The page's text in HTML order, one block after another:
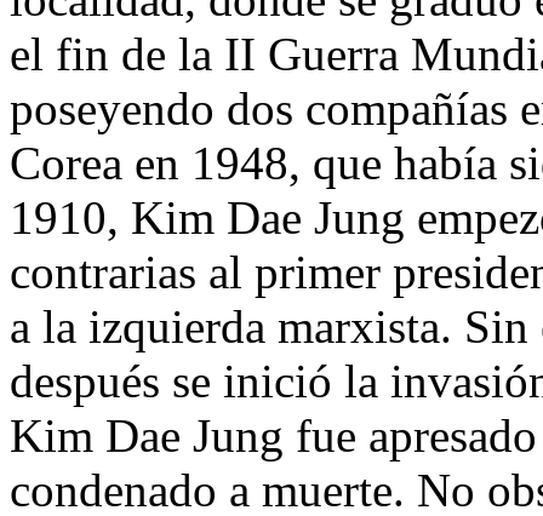
el fin de la II Guerra
poseyendo dos compañías
Corea en 1948, que había
1910, Kim Dae Jung
contrarias al primer
a la izquierda marxista. Sin
después se inició la
Kim Dae Jung fue
condenado a muerte. No